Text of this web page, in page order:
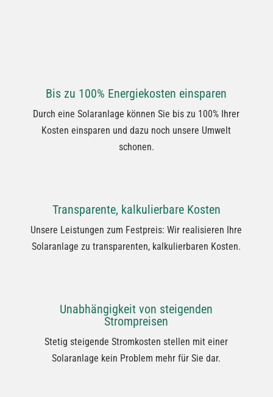
Bis zu 100% Energiekosten einsparen
Durch eine Solaranlage können Sie bis zu 100% Ihrer
Kosten einsparen und dazu noch unsere Umwelt
schonen.
Transparente, kalkulierbare Kosten
Unsere Leistungen zum Festpreis: Wir realisieren Ihre
Solaranlage zu transparenten, kalkulierbaren Kosten.
Unabhängigkeit von steigenden
Strompreisen
Stetig steigende Stromkosten stellen mit einer
Solaranlage kein Problem mehr für Sie dar.